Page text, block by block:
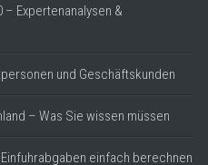
Expertenanalysen &
und Geschäftskunden
– Was Sie wissen müssen
einfach berechnen